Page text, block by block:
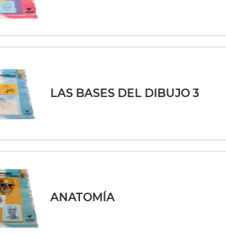
LAS BASES DEL DIBUJO 3
ANATOMÍA